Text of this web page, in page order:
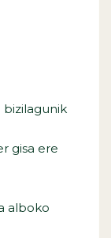
bizilagunik
gisa ere
alboko